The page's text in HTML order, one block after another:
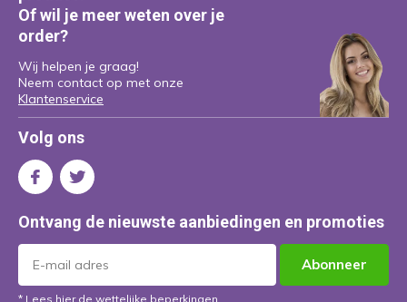
Of wil je meer weten over je
order?
Wij helpen je graag!
Neem contact op met onze
Klantenservice
Volg ons
Ontvang de nieuwste aanbiedingen en promoties
Abonneer
* Lees hier de wettelijke beperkingen